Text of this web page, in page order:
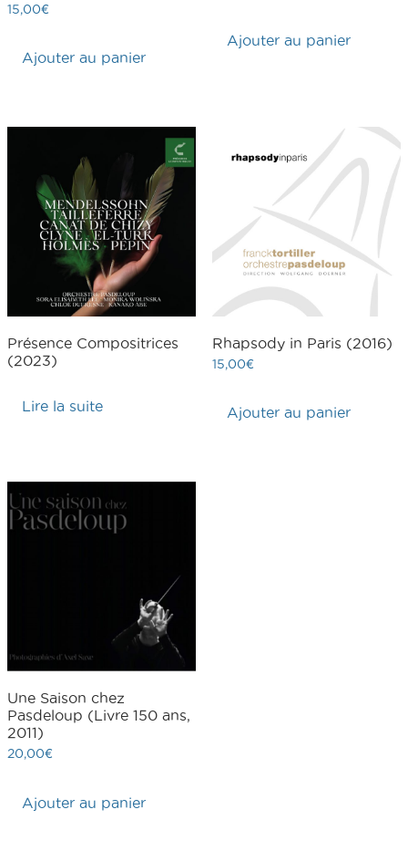
15,00€
Ajouter au panier
Ajouter au panier
Présence Compositrices
(2023)
Lire la suite
Rhapsody in Paris (2016)
15,00€
Ajouter au panier
Une Saison chez
Pasdeloup (Livre 150 ans,
2011)
20,00€
Ajouter au panier